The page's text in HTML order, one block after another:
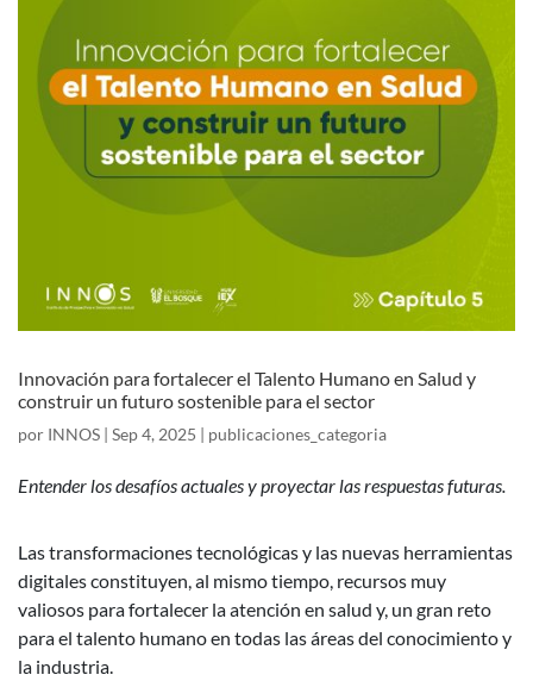
Innovación para fortalecer el Talento Humano en Salud y
construir un futuro sostenible para el sector
por INNOS | Sep 4, 2025 | publicaciones_categoria
Entender los desafíos actuales y proyectar las respuestas futuras.
Las transformaciones tecnológicas y las nuevas herramientas
digitales constituyen, al mismo tiempo, recursos muy
valiosos para fortalecer la atención en salud y, un gran reto
para el talento humano en todas las áreas del conocimiento y
la industria.